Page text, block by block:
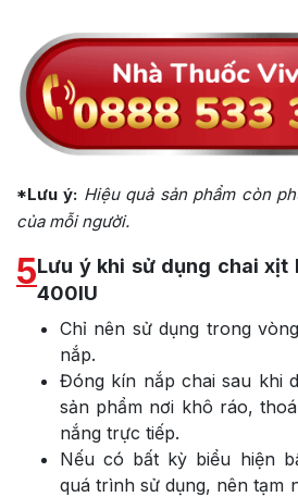
*Lưu ý: Hiệu quả sản phẩm còn
của mỗi người.
5Lưu ý khi sử dụng chai xịt
400IU
Chỉ nên sử dụng trong
nắp.
Đóng kín nắp chai sau khi
sản phẩm nơi khô ráo,
nắng trực tiếp.
Nếu có bất kỳ biểu hiện
quá trình sử dụng, nên tạm